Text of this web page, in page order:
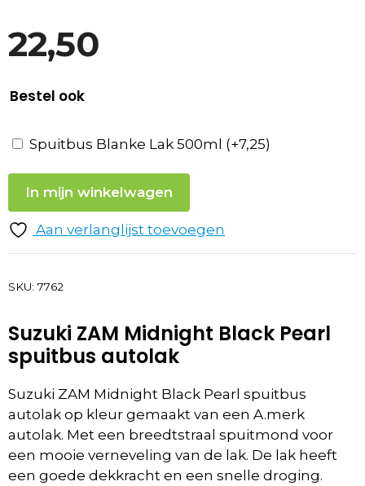
22,50
Bestel ook
Spuitbus Blanke Lak 500ml (+7,25)
In mijn winkelwagen
Aan verlanglijst toevoegen
SKU: 7762
Suzuki ZAM Midnight Black Pearl
spuitbus autolak
Suzuki ZAM Midnight Black Pearl spuitbus
autolak op kleur gemaakt van een A.merk
autolak. Met een breedtstraal spuitmond voor
een mooie verneveling van de lak. De lak heeft
een goede dekkracht en een snelle droging.